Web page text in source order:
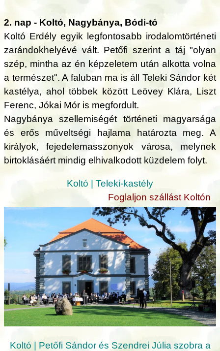
2. nap - Koltó, Nagybánya, Bódi-tó
Koltó Erdély egyik legfontosabb irodalomtörténeti
zarándokhelyévé vált. Petőfi szerint a táj "olyan
szép, mintha az én képzeletem után alkotta volna
a természet". A faluban ma is áll Teleki Sándor két
kastélya, ahol többek között Leövey Klára, Liszt
Ferenc, Jókai Mór is megfordult.
Nagybánya szellemiségét történeti magyarsága
és erős műveltségi hajlama határozta meg. A
királyok, fejedelemasszonyok városa, melynek
birtoklásáért mindig elhivalkodott küzdelem folyt.
Koltó | Teleki-kastély
Foglaljon szállást Koltón
Koltó | Petőfi Sándor és Szendrei Júlia szobra a